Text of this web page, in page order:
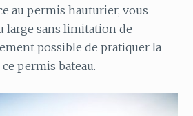
au permis hauturier, vous
large sans limitation de
possible de pratiquer la
permis bateau.